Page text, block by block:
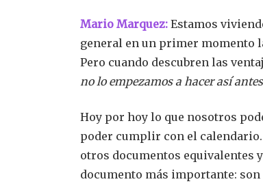
Mario Marquez: Estamos
general en un primer momento
Pero cuando descubren las
no lo empezamos a hacer así antes
Hoy por hoy lo que nosotros
poder cumplir con el
otros documentos equivalentes
documento más importante: